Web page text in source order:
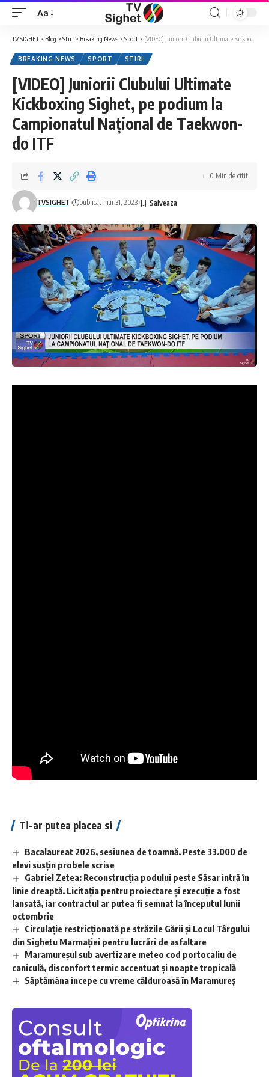
Font
Resizer
Aa
TV SIGHET> Blog > Stiri > Breaking News > Sport > [VIDEO] Juniorii Clubului Ultimate Kickboxing Sighet, pe podium la Campionatul Național de Taekwon-do ITF
BREAKING NEWS SPORT STIRI
[VIDEO] Juniorii Clubului Ultimate
Kickboxing Sighet, pe podium la
Campionatul Național de Taekwon-
do ITF
TVSIGHET publicat mai 31, 2023
0 Min de citit
Ti-ar putea placea si
Bacalaureat 2026, sesiunea de toamnă. Peste 33.000 de
elevi susțin probele scrise
Gabriel Zetea: Reconstrucția podului peste Săsar intră în
linie dreaptă. Licitația pentru proiectare și execuție a fost
lansată, iar contractul ar putea fi semnat la începutul lunii
octombrie
Circulație restricționată pe străzile Gării și Locul Târgului
din Sighetu Marmației pentru lucrări de asfaltare
Maramureșul sub avertizare meteo cod portocaliu de
caniculă, disconfort termic accentuat și noapte tropicală
Săptămâna începe cu vreme călduroasă în Maramureș